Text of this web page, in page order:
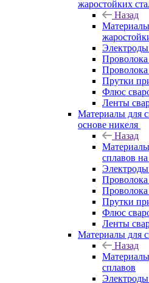
жаростойких
Назад
Прутки
Флюс
Ленты
Материалы для
основе никеля
Назад
сплавов
Прутки
Флюс
Ленты
Материалы для
Назад
сплавов